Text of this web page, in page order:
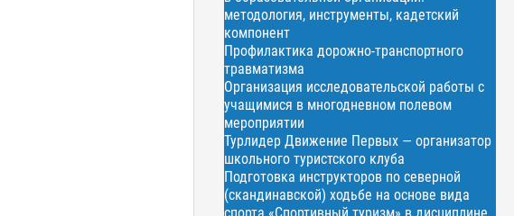
методология, инструменты, кадетский
компонент
Профилактика дорожно-транспортного
травматизма
Организация исследовательской работы с
учащимися в многодневном полевом
мероприятии
Турлидер Движение Первых — организатор
школьного туристского клуба
Подготовка инструкторов по северной
(скандинавской) ходьбе на основе вида
спорта «Спортивный туризм» в дисциплине